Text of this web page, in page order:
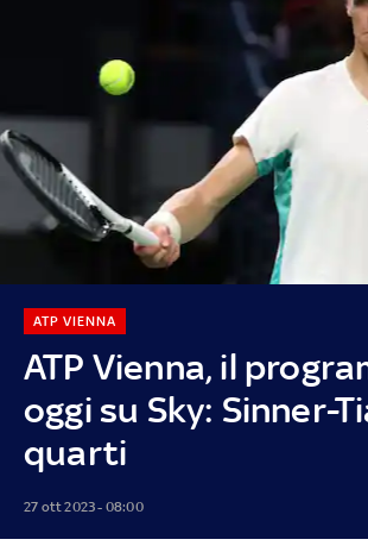
ATP Vienna, il
oggi su Sky: Sinner-
quarti
ATP VIENNA
27 ott 2023 - 08:00